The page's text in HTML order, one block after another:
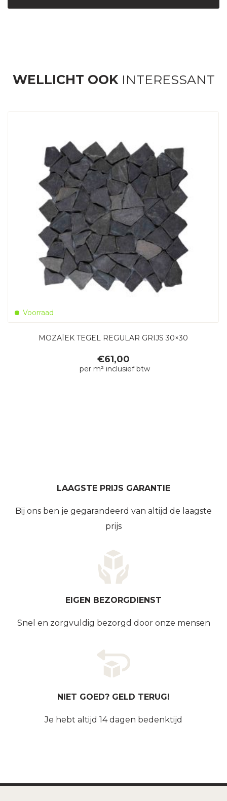
WELLICHT OOKINTERESSANT
Voorraad
MOZAÏEK TEGEL REGULAR GRIJS 30×30
€61,00
per m² inclusief btw
LAAGSTE PRIJS GARANTIE
Bij ons ben je gegarandeerd van altijd de laagste
prijs
EIGEN BEZORGDIENST
Snel en zorgvuldig bezorgd door onze mensen
NIET GOED? GELD TERUG!
Je hebt altijd 14 dagen bedenktijd